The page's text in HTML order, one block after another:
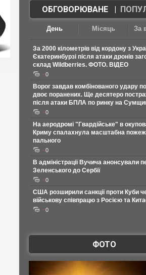
ОБГОВОРЮВАНЕ|
День Місяць За
За 2000 кілометрів від кордону з
Єкатеринбурзі після атаки дронів
склад Wildberries. ФОТО. ВІДЕО
0
Ворог завдав комбінованого удару
двоє поранених. Ще десятеро
після атаки БПЛА по ринку на
0
На аеродромі "Гвардійське" в
Криму спалахнула масштабна
пального
0
В адміністрації Вучича анонсували
Зеленського до Сербії
0
США розширили санкції проти Куби
військову співпрацю з Росією та
0
ФОТО